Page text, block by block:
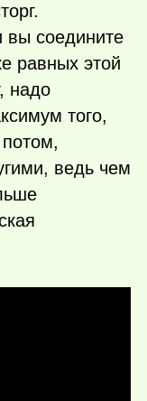
вы соедините
равных этой
надо
того,
ведь чем